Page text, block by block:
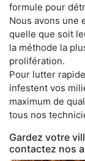
formule pour
Nous avons une
quelle que soit
la méthode la
prolifération.
Pour lutter
infestent vos
maximum de
tous nos
Gardez votre
contactez nos